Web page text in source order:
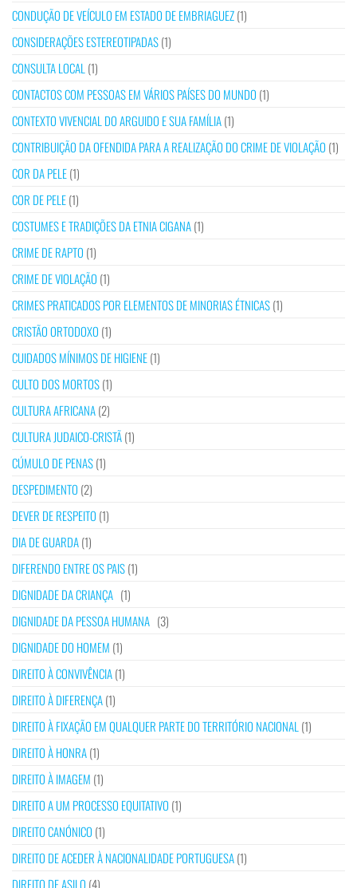
CONDUÇÃO DE VEÍCULO EM ESTADO DE EMBRIAGUEZ(1)
CONSIDERAÇÕES ESTEREOTIPADAS(1)
CONSULTA LOCAL (1)
CONTACTOS COM PESSOAS EM VÁRIOS PAÍSES DO MUNDO (1)
CONTEXTO VIVENCIAL DO ARGUIDO E SUA FAMÍLIA(1)
CONTRIBUIÇÃO DA OFENDIDA PARA A REALIZAÇÃO DO CRIME DE VIOLAÇÃO (1)
COR DA PELE(1)
COR DE PELE(1)
COSTUMES E TRADIÇÕES DA ETNIA CIGANA(1)
CRIME DE RAPTO (1)
CRIME DE VIOLAÇÃO (1)
CRIMES PRATICADOS POR ELEMENTOS DE MINORIAS ÉTNICAS(1)
CRISTÃO ORTODOXO (1)
CUIDADOS MÍNIMOS DE HIGIENE(1)
CULTO DOS MORTOS(1)
CULTURA AFRICANA(2)
CULTURA JUDAICO-CRISTÃ(1)
CÚMULO DE PENAS(1)
DESPEDIMENTO (2)
DEVER DE RESPEITO (1)
DIA DE GUARDA(1)
DIFERENDO ENTRE OS PAIS(1)
DIGNIDADE DA CRIANÇA (1)
DIGNIDADE DA PESSOA HUMANA (3)
DIGNIDADE DO HOMEM (1)
DIREITO À CONVIVÊNCIA(1)
DIREITO À DIFERENÇA(1)
DIREITO À FIXAÇÃO EM QUALQUER PARTE DO TERRITÓRIO NACIONAL (1)
DIREITO À HONRA(1)
DIREITO À IMAGEM (1)
DIREITO A UM PROCESSO EQUITATIVO (1)
DIREITO CANÓNICO (1)
DIREITO DE ACEDER À NACIONALIDADE PORTUGUESA(1)
DIREITO DE ASILO (4)